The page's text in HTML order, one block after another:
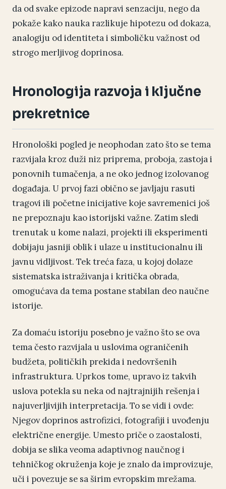
da od svake epizode napravi senzaciju, nego da
pokaže kako nauka razlikuje hipotezu od dokaza,
analogiju od identiteta i simboličku važnost od
strogo merljivog doprinosa.
Hronologija razvoja i ključne
prekretnice
Hronološki pogled je neophodan zato što se tema
razvijala kroz duži niz priprema, proboja, zastoja i
ponovnih tumačenja, a ne oko jednog izolovanog
događaja. U prvoj fazi obično se javljaju rasuti
tragovi ili početne inicijative koje savremenici još
ne prepoznaju kao istorijski važne. Zatim sledi
trenutak u kome nalazi, projekti ili eksperimenti
dobijaju jasniji oblik i ulaze u institucionalnu ili
javnu vidljivost. Tek treća faza, u kojoj dolaze
sistematska istraživanja i kritička obrada,
omogućava da tema postane stabilan deo naučne
istorije.
Za domaću istoriju posebno je važno što se ova
tema često razvijala u uslovima ograničenih
budžeta, političkih prekida i nedovršenih
infrastruktura. Uprkos tome, upravo iz takvih
uslova potekla su neka od najtrajnijih rešenja i
najuverljivijih interpretacija. To se vidi i ovde:
Njegov doprinos astrofizici, fotografiji i uvođenju
električne energije. Umesto priče o zaostalosti,
dobija se slika veoma adaptivnog naučnog i
tehničkog okruženja koje je znalo da improvizuje,
uči i povezuje se sa širim evropskim mrežama.